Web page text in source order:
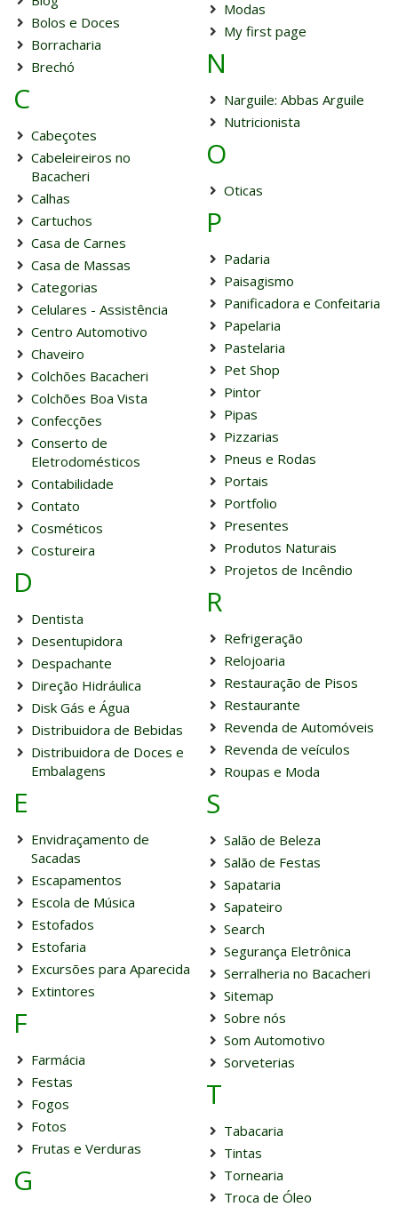
Bolos e Doces
Borracharia
Brechó
C
Cabeçotes
Cabeleireiros no
Bacacheri
Calhas
Cartuchos
Casa de Carnes
Casa de Massas
Categorias
Celulares - Assistência
Centro Automotivo
Chaveiro
Colchões Bacacheri
Colchões Boa Vista
Confecções
Conserto de
Eletrodomésticos
Contabilidade
Contato
Cosméticos
Costureira
D
Dentista
Desentupidora
Despachante
Direção Hidráulica
Disk Gás e Água
Distribuidora de Bebidas
Distribuidora de Doces e
Embalagens
E
Envidraçamento de
Sacadas
Escapamentos
Escola de Música
Estofados
Estofaria
Excursões para Aparecida
Extintores
F
Farmácia
Festas
Fogos
Fotos
Frutas e Verduras
G
Modas
My first page
N
Narguile: Abbas Arguile
Nutricionista
O
Oticas
P
Padaria
Paisagismo
Panificadora e Confeitaria
Papelaria
Pastelaria
Pet Shop
Pintor
Pipas
Pizzarias
Pneus e Rodas
Portais
Portfolio
Presentes
Produtos Naturais
Projetos de Incêndio
R
Refrigeração
Relojoaria
Restauração de Pisos
Restaurante
Revenda de Automóveis
Revenda de veículos
Roupas e Moda
S
Salão de Beleza
Salão de Festas
Sapataria
Sapateiro
Search
Segurança Eletrônica
Serralheria no Bacacheri
Sitemap
Sobre nós
Som Automotivo
Sorveterias
T
Tabacaria
Tintas
Tornearia
Troca de Óleo